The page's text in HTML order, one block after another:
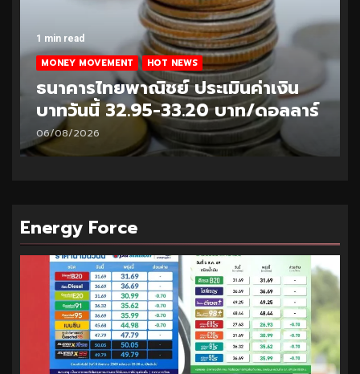
1 min read
MONEY MOVEMENT HOT NEWS
ธนาคารไทยพาณิชย์ ประเมินค่าเงิน
บาทวันนี้ 32.95-33.20 บาท/ดอลลาร์
06/08/2026
Energy Force